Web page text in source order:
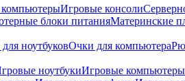
Игровые консоли
блоки питанияМатеринские
ноутбуковОчки для компьютера
ноутбукиИгровые компьютеры